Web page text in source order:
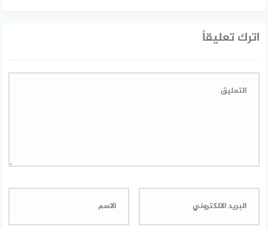
اترك تعليقاً